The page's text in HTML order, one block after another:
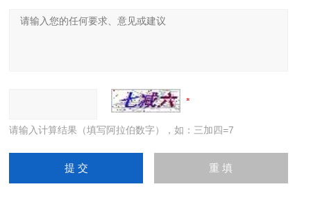
请输入计算结果（填写阿拉伯数字），如：三加四=7